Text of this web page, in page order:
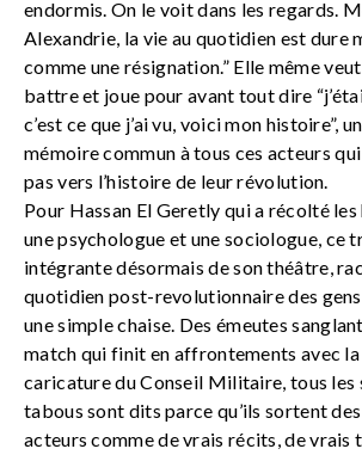
endormis. On le voit dans les regards.
Alexandrie, la vie au quotidien est dure
comme une résignation.” Elle même
battre et joue pour avant tout dire
c’est ce que j’ai vu, voici mon histoire”,
mémoire commun à tous ces acteurs
pas vers l’histoire de leur révolution.
Pour Hassan El Geretly qui a récolté
une psychologue et une sociologue, ce
intégrante désormais de son théâtre,
quotidien post-revolutionnaire des
une simple chaise. Des émeutes
match qui finit en affrontements avec
caricature du Conseil Militaire, tous les
tabous sont dits parce qu’ils sortent
acteurs comme de vrais récits, de vrais